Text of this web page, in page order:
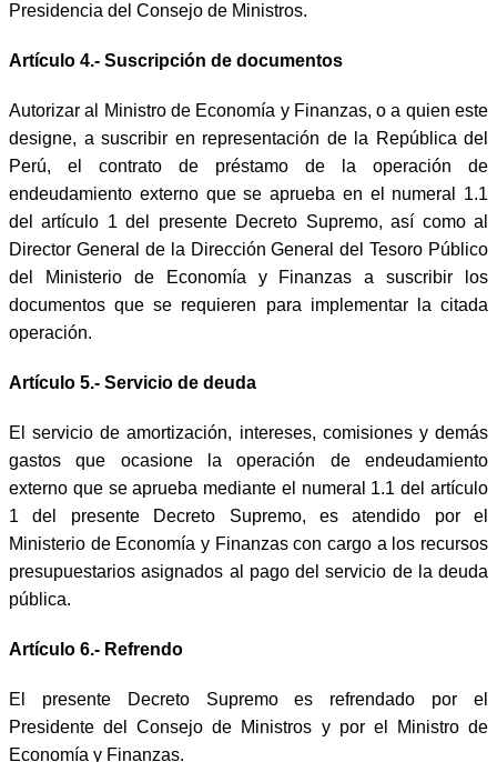
Presidencia del Consejo de Ministros.
Artículo 4.- Suscripción de documentos
Autorizar al Ministro de Economía y Finanzas, o a quien este
designe, a suscribir en representación de la República del
Perú, el contrato de préstamo de la operación de
endeudamiento externo que se aprueba en el numeral 1.1
del artículo 1 del presente Decreto Supremo, así como al
Director General de la Dirección General del Tesoro Público
del Ministerio de Economía y Finanzas a suscribir los
documentos que se requieren para implementar la citada
operación.
Artículo 5.- Servicio de deuda
El servicio de amortización, intereses, comisiones y demás
gastos que ocasione la operación de endeudamiento
externo que se aprueba mediante el numeral 1.1 del artículo
1 del presente Decreto Supremo, es atendido por el
Ministerio de Economía y Finanzas con cargo a los recursos
presupuestarios asignados al pago del servicio de la deuda
pública.
Artículo 6.- Refrendo
El presente Decreto Supremo es refrendado por el
Presidente del Consejo de Ministros y por el Ministro de
Economía y Finanzas.